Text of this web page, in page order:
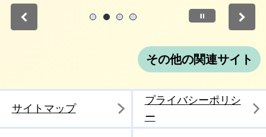
停止
その他の関連サイト
サイトマップ
プライバシーポリシ
ー